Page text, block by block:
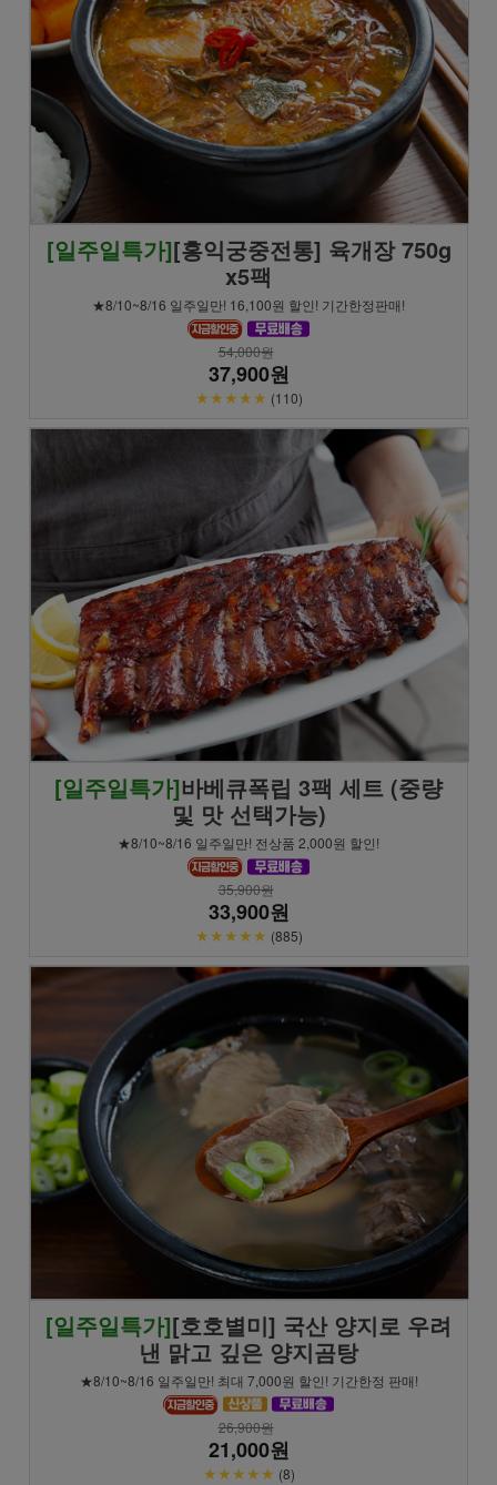
[일주일특가][홍익궁중전통] 육개장 750g
x5팩
★8/10~8/16 일주일만! 16,100원 할인! 기간한정판매!
54,000원
37,900원
★★★★★ (110)
[일주일특가]바베큐폭립 3팩 세트 (중량
및 맛 선택가능)
★8/10~8/16 일주일만! 전상품 2,000원 할인!
35,900원
33,900원
★★★★★ (885)
[일주일특가][호호별미] 국산 양지로 우려
낸 맑고 깊은 양지곰탕
★8/10~8/16 일주일만! 최대 7,000원 할인! 기간한정 판매!
26,900원
21,000원
★★★★★ (8)